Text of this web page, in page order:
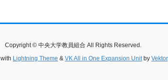
Copyright © 中央大学教員組合 All Rights Reserved.
with Lightning Theme & VK All in One Expansion Unitby